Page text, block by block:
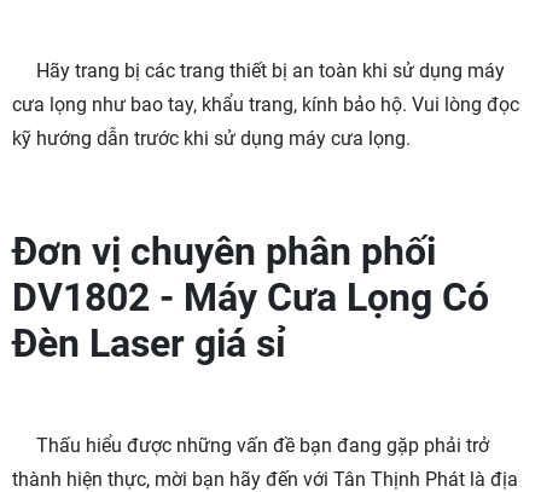
Hãy trang bị các trang thiết bị an toàn khi sử dụng máy
cưa lọng như bao tay, khẩu trang, kính bảo hộ. Vui lòng đọc
kỹ hướng dẫn trước khi sử dụng máy cưa lọng.
Đơn vị chuyên phân phối
DV1802 - Máy Cưa Lọng Có
Đèn Laser giá sỉ
Thấu hiểu được những vấn đề bạn đang gặp phải trở
thành hiện thực, mời bạn hãy đến với Tân Thịnh Phát là địa